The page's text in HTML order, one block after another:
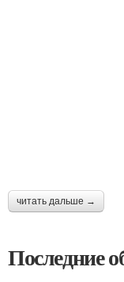
читать дальше →
Последние